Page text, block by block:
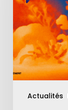
Actualités
WWF
NOMINT
dévoilent
un
film
stop-